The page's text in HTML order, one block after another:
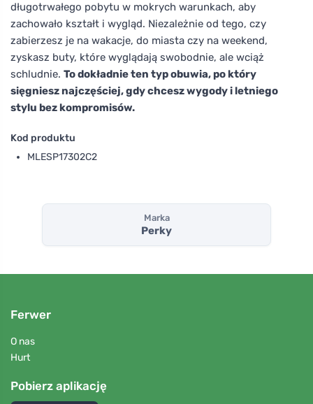
długotrwałego pobytu w mokrych warunkach, aby
zachowało kształt i wygląd. Niezależnie od tego, czy
zabierzesz je na wakacje, do miasta czy na weekend,
zyskasz buty, które wyglądają swobodnie, ale wciąż
schludnie. To dokładnie ten typ obuwia, po który
sięgniesz najczęściej, gdy chcesz wygody i letniego
stylu bez kompromisów.
Kod produktu
MLESP17302C2
Marka
Perky
Ferwer
O nas
Hurt
Pobierz aplikację